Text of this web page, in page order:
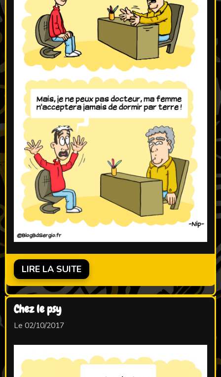
LIRE LA SUITE
Chez le psy
Le 02/10/2017